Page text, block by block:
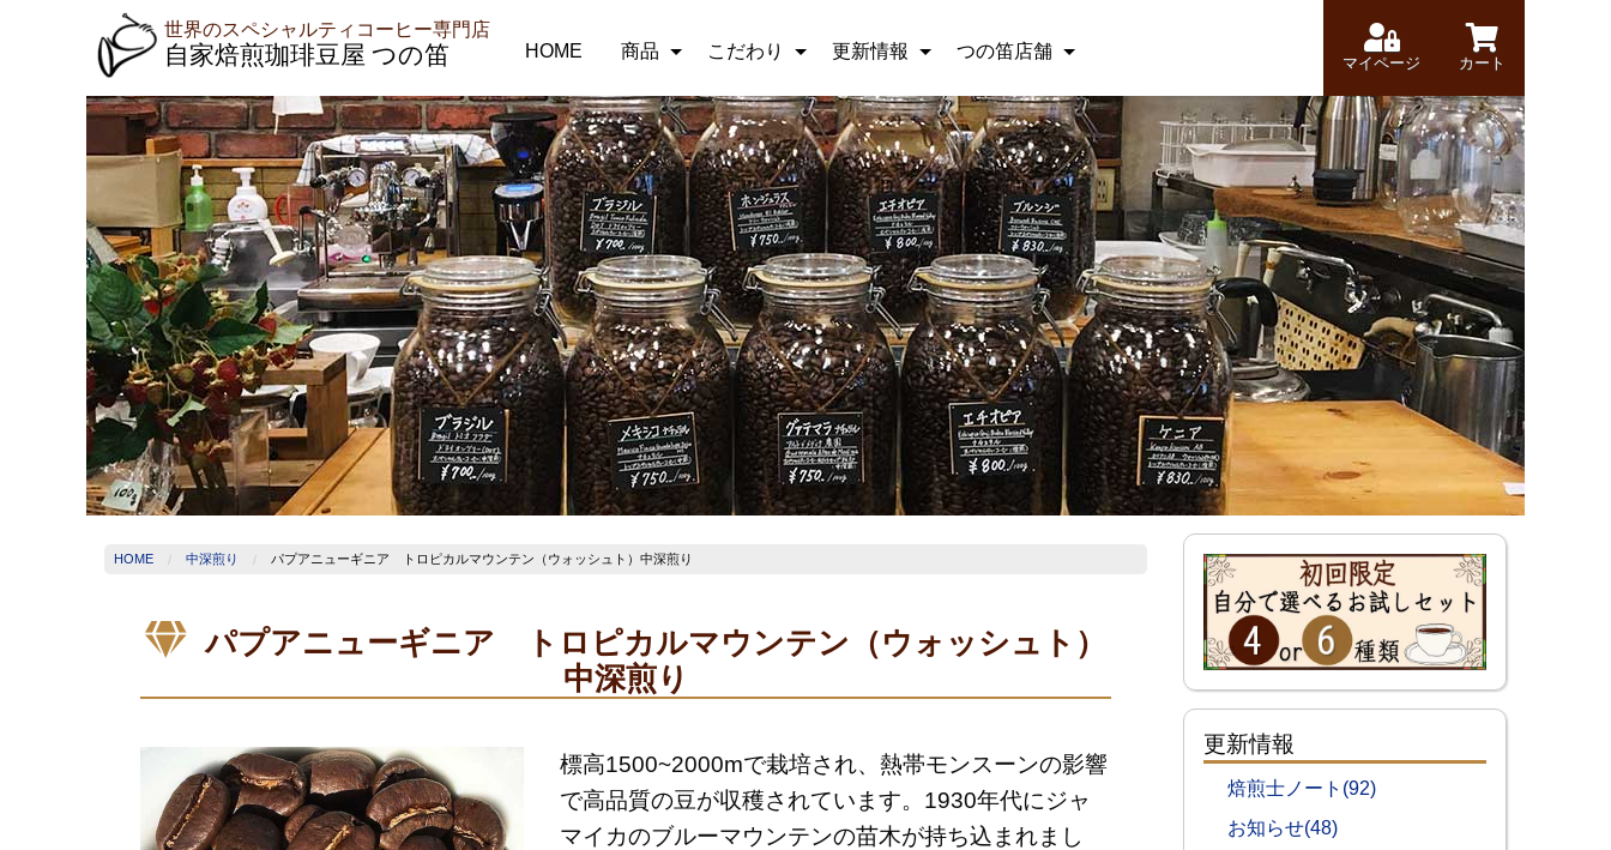
世界のスペシャルティコーヒー専門店
自家焙煎珈琲豆屋 つの笛 HOME 商品 こだわり 更新情報 つの笛店舗
マイページ カート
HOME 中深煎り パプアニューギニア トロピカルマウンテン（ウォッシュト）中深煎り
パプアニューギニア トロピカルマウンテン（ウォッシュト）
中深煎り
標高1500~2000mで栽培され、熱帯モンスーンの影響
で高品質の豆が収穫されています。1930年代にジャ
マイカのブルーマウンテンの苗木が持ち込まれまし
更新情報
焙煎士ノート(92)
お知らせ(48)